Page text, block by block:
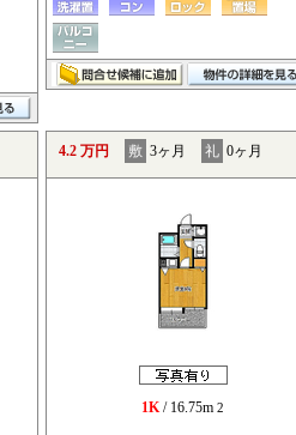
4.2 万円 敷 3ヶ月 礼 0ヶ月
1K/ 16.75m 2